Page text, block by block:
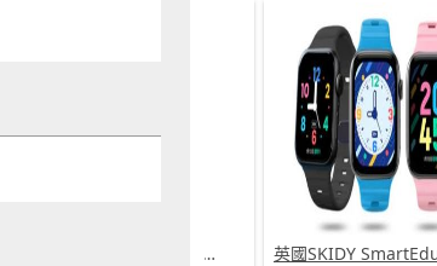
日本Yohome 5D全方位雙面雙葉對流淨化智能語音伸縮循環扇 PRO (需訂貨)